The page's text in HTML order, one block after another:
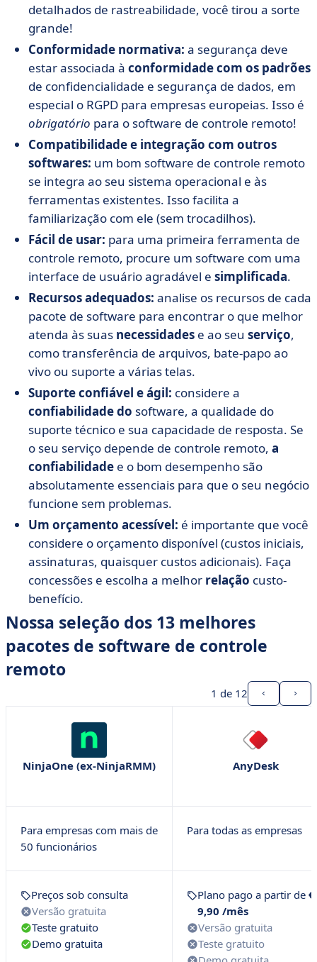
detalhados de rastreabilidade, você tirou a sorte
grande!
Conformidade normativa: a segurança deve
estar associada à conformidadecom os padrões
de confidencialidade e segurança de dados, em
especial o RGPD para empresas europeias. Isso é
obrigatório para o software de controle remoto!
Compatibilidade e integração com outros
softwares: um bom software de controle remoto
se integra ao seu sistema operacional e às
ferramentas existentes. Isso facilita a
familiarização com ele (sem trocadilhos).
Fácil de usar: para uma primeira ferramenta de
controle remoto, procure um software com uma
interface de usuário agradável e simplificada.
Recursos adequados: analise os recursos de cada
pacote de software para encontrar o que melhor
atenda às suas necessidades e ao seu serviço,
como transferência de arquivos, bate-papo ao
vivo ou suporte a várias telas.
Suporte confiável e ágil: considere a
confiabilidade do software, a qualidade do
suporte técnico e sua capacidade de resposta. Se
o seu serviço depende de controle remoto, a
confiabilidade e o bom desempenho são
absolutamente essenciais para que o seu negócio
funcione sem problemas.
Um orçamento acessível: é importante que você
considere o orçamento disponível (custos iniciais,
assinaturas, quaisquer custos adicionais). Faça
concessões e escolha a melhor relação custo-
benefício.
Nossa seleção dos 13 melhores
pacotes de software de controle
remoto
1 de 12
NinjaOne (ex-NinjaRMM) AnyDesk
Para empresas com mais de
50 funcionários
Para todas as empresas
Preços sob consulta
Versão gratuita
Teste gratuito
Demo gratuita
Plano pago a partir de €
9,90 /mês
Versão gratuita
Teste gratuito